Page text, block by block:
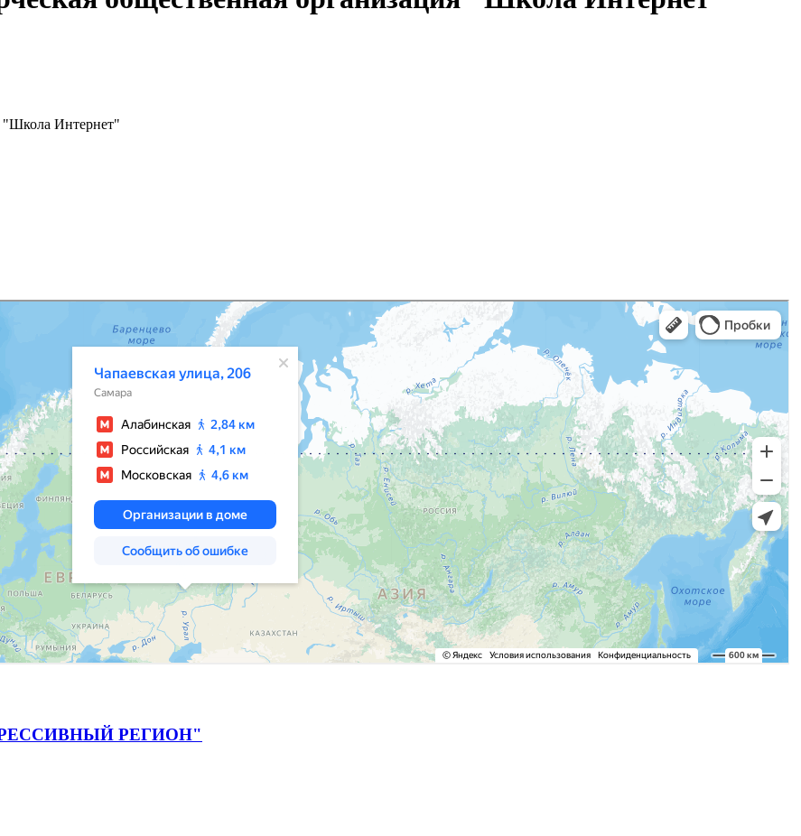
"Школа Интернет"
РЕГИОН"